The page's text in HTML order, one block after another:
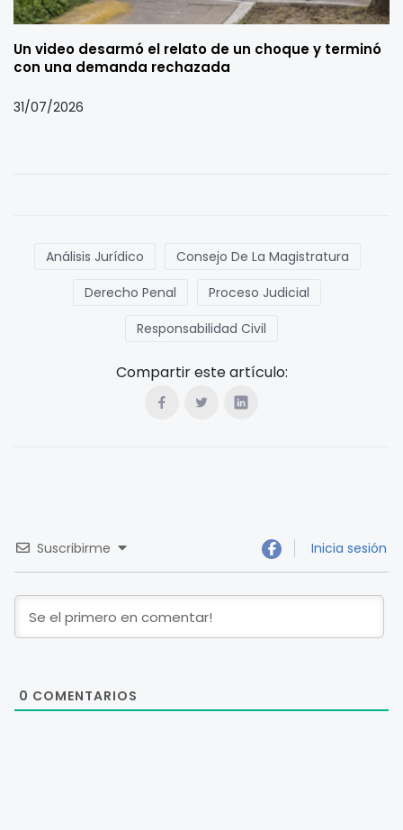
Un video desarmó el relato de un choque y terminó
con una demanda rechazada
31/07/2026
Análisis Jurídico
Consejo De La Magistratura
Derecho Penal
Proceso Judicial
Responsabilidad Civil
Compartir este artículo:
Suscribirme Inicia sesión
0 COMENTARIOS